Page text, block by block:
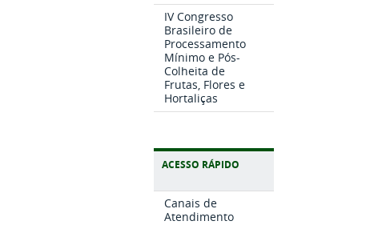
IV Congresso
Brasileiro de
Processamento
Mínimo e Pós-
Colheita de
Frutas, Flores e
Hortaliças
ACESSO RÁPIDO
Canais de
Atendimento